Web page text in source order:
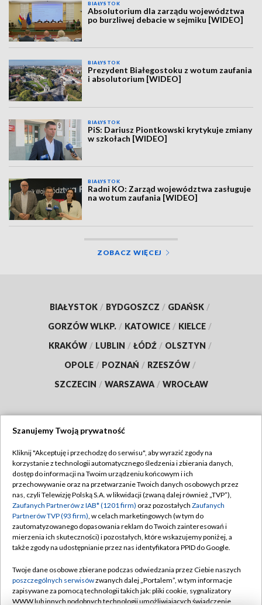
BIAŁYSTOK
Absolutorium dla zarządu województwa
po burzliwej debacie w sejmiku [WIDEO]
BIAŁYSTOK
Prezydent Białegostoku z wotum zaufania
i absolutorium [WIDEO]
BIAŁYSTOK
PiS: Dariusz Piontkowski krytykuje zmiany
w szkołach [WIDEO]
BIAŁYSTOK
Radni KO: Zarząd województwa zasługuje
na wotum zaufania [WIDEO]
ZOBACZ WIĘCEJ
BIAŁYSTOK / BYDGOSZCZ / GDAŃSK /
GORZÓW WLKP. / KATOWICE / KIELCE /
KRAKÓW / LUBLIN / ŁÓDŹ / OLSZTYN /
OPOLE / POZNAŃ / RZESZÓW /
SZCZECIN / WARSZAWA / WROCŁAW
TVP
Abonament TVP
Emisja w TVP
Centrum informacji TVP
Naziemna Telewizja Cyfrowa
Rada Programowa
System NOS
Regulamin TVP
Polityka prywatności
Moje zgody
Pomoc
Kontakt
Szanujemy Twoją prywatność
Kliknij "Akceptuję i przechodzę do serwisu", aby wyrazić zgody na
korzystanie z technologii automatycznego śledzenia i zbierania danych,
dostęp do informacji na Twoim urządzeniu końcowym i ich
przechowywanie oraz na przetwarzanie Twoich danych osobowych przez
nas, czyli Telewizję Polską S.A. w likwidacji (zwaną dalej również „TVP”),
Zaufanych Partnerów z IAB* (1201 firm) oraz pozostałych Zaufanych
Partnerów TVP (93 firm), w celach marketingowych (w tym do
zautomatyzowanego dopasowania reklam do Twoich zainteresowań i
mierzenia ich skuteczności) i pozostałych, które wskazujemy poniżej, a
także zgody na udostępnianie przez nas identyfikatora PPID do Google.
Twoje dane osobowe zbierane podczas odwiedzania przez Ciebie naszych
poszczególnych serwisówzwanych dalej „Portalem”, w tym informacje
zapisywane za pomocą technologii takich jak: pliki cookie, sygnalizatory
WWW lub innych podobnych technologii umożliwiających świadczenie